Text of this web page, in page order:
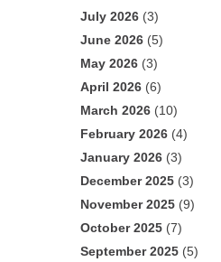
July 2026 (3)
June 2026 (5)
May 2026 (3)
April 2026 (6)
March 2026 (10)
February 2026 (4)
January 2026 (3)
December 2025 (3)
November 2025 (9)
October 2025 (7)
September 2025 (5)